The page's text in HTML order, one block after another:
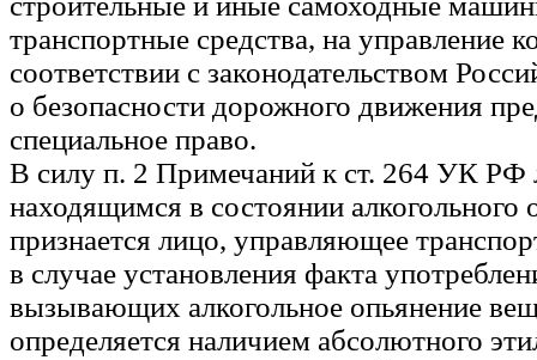
транспортные средства, на управление
соответствии с законодательством
о безопасности дорожного движения
специальное право.
В силу п. 2 Примечаний к ст. 264 УК РФ
находящимся в состоянии алкогольного
признается лицо, управляющее
в случае установления факта
вызывающих алкогольное опьянение
определяется наличием абсолютного